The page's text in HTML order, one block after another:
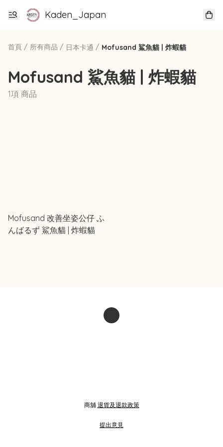
Kaden_Japan
首頁 / 所有商品 / 日本卡通 / Mofusand 鯊魚貓 | 炸蝦貓
Mofusand 鯊魚貓 | 炸蝦貓
1項 商品
Mofusand 改善坐姿公仔 ふ
んばるず 鯊魚貓 | 炸蝦貓
商舖 退貨及退款政策
提出意見